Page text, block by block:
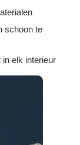
schoon te
elk interieur